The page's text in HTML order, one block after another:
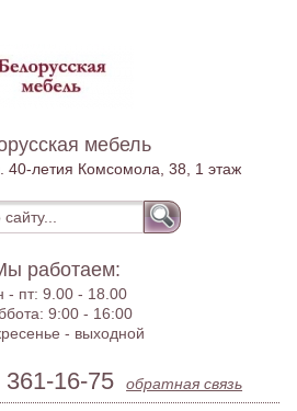
мебель
40-летия Комсомола, 38, 1 этаж
работаем:
- пт:9.00 - 18.00
9:00 - 16:00
- выходной
16-75 обратная связь